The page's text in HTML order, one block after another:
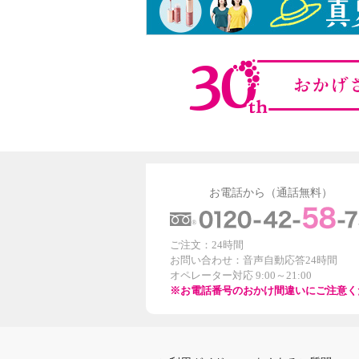
お電話から（通話無料）
ご注文：24時間
お問い合わせ：音声自動応答24時間
オペレーター対応 9:00～21:00
※お電話番号のおかけ間違いにご注意